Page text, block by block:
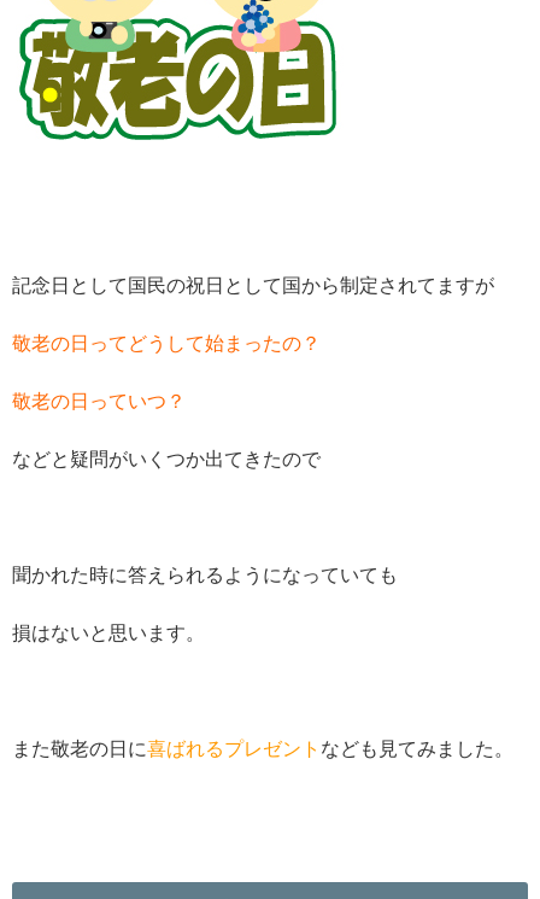
記念日として国民の祝日として国から制定されてますが
敬老の日ってどうして始まったの？
敬老の日っていつ？
などと疑問がいくつか出てきたので
聞かれた時に答えられるようになっていても
損はないと思います。
また敬老の日に喜ばれるプレゼント なども見てみました。